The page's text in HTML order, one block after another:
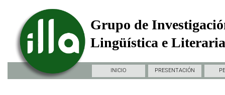
Grupo de
Lingüística e
INICIO PRESENTACIÓN